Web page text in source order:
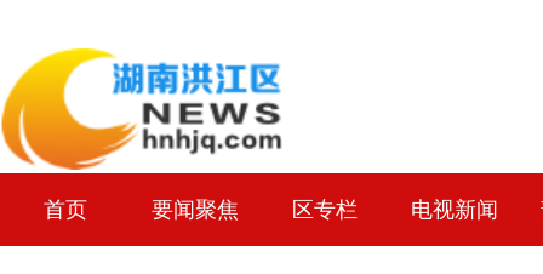
首页 要闻聚焦 区专栏 电视新闻